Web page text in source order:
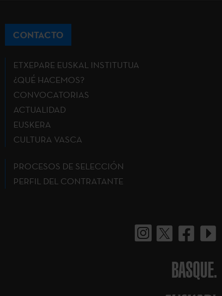
CONTACTO
ETXEPARE EUSKAL INSTITUTUA
¿QUÉ HACEMOS?
CONVOCATORIAS
ACTUALIDAD
EUSKERA
CULTURA VASCA
PROCESOS DE SELECCIÓN
PERFIL DEL CONTRATANTE
BASQUE.